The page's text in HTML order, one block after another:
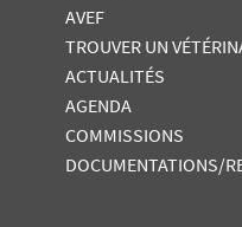
AVEF
TROUVER UN
ACTUALITÉS
AGENDA
COMMISSIONS
DOCUMENTATIONS/